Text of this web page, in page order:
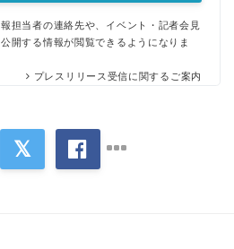
担当者の連絡先や、イベント・記者会見
開する情報が閲覧できるようになりま
プレスリリース受信に関するご案内